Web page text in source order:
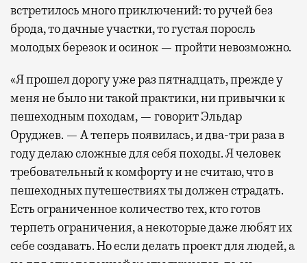
встретилось много приключений: то ручей без
брода, то дачные участки, то густая поросль
молодых березок и осинок — пройти невозможно.
«Я прошел дорогу уже раз пятнадцать, прежде у
меня не было ни такой практики, ни привычки к
пешеходным походам, — говорит Эльдар
Оруджев. — А теперь появилась, и два-три раза в
году делаю сложные для себя походы. Я человек
требовательный к комфорту и не считаю, что в
пешеходных путешествиях ты должен страдать.
Есть ограниченное количество тех, кто готов
терпеть ограничения, а некоторые даже любят их
себе создавать. Но если делать проект для людей, а